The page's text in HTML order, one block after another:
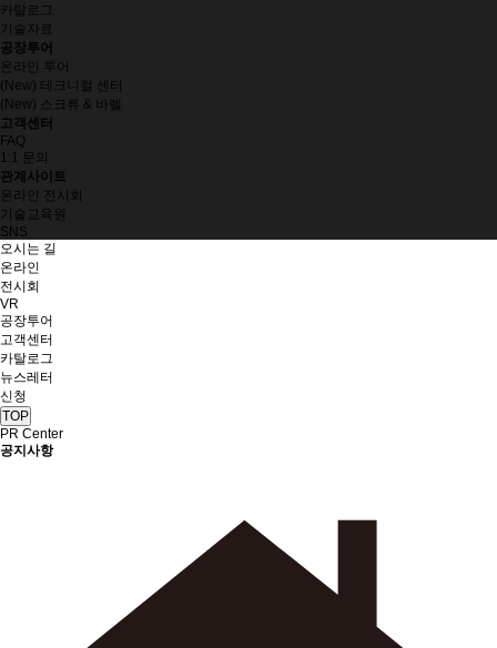
카탈로그
기술자료
공장투어
온라인 투어
(New) 테크니컬 센터
(New) 스크류 & 바렐
고객센터
FAQ
1:1 문의
관계사이트
온라인 전시회
기술교육원
SNS
오시는 길
온라인
전시회
VR
공장투어
고객센터
카탈로그
뉴스레터
신청
TOP
PR Center
공지사항